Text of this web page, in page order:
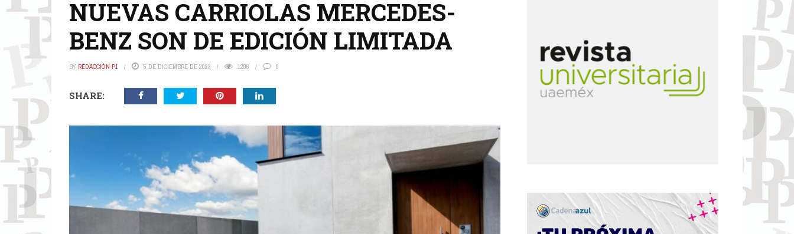
NUEVAS CARRIOLAS MERCEDES-
BENZ SON DE EDICIÓN LIMITADA
BY REDACCIÓN P1 5 DE DICIEMBRE DE 2023 1296 0
SHARE: